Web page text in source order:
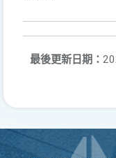
最後更新日期：